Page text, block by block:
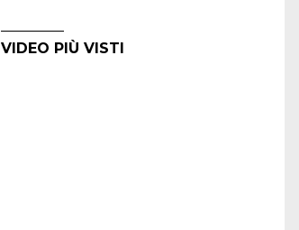
VIDEO PIÙ VISTI